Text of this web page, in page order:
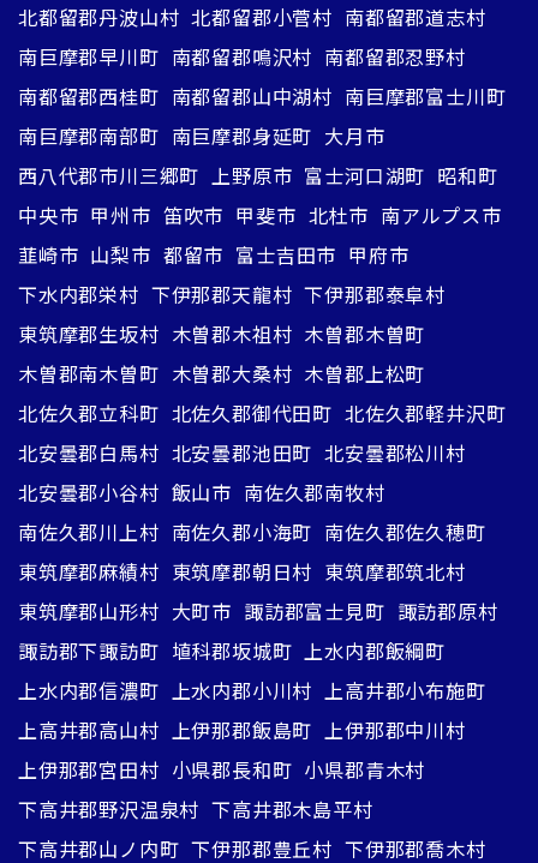
北都留郡丹波山村 北都留郡小菅村 南都留郡道志村
南巨摩郡早川町 南都留郡鳴沢村 南都留郡忍野村
南都留郡西桂町 南都留郡山中湖村 南巨摩郡富士川町
南巨摩郡南部町 南巨摩郡身延町 大月市
西八代郡市川三郷町 上野原市 富士河口湖町 昭和町
中央市 甲州市 笛吹市 甲斐市 北杜市 南アルプス市
韮崎市 山梨市 都留市 富士吉田市 甲府市
下水内郡栄村 下伊那郡天龍村 下伊那郡泰阜村
東筑摩郡生坂村 木曽郡木祖村 木曽郡木曽町
木曽郡南木曽町 木曽郡大桑村 木曽郡上松町
北佐久郡立科町 北佐久郡御代田町 北佐久郡軽井沢町
北安曇郡白馬村 北安曇郡池田町 北安曇郡松川村
北安曇郡小谷村 飯山市 南佐久郡南牧村
南佐久郡川上村 南佐久郡小海町 南佐久郡佐久穂町
東筑摩郡麻績村 東筑摩郡朝日村 東筑摩郡筑北村
東筑摩郡山形村 大町市 諏訪郡富士見町 諏訪郡原村
諏訪郡下諏訪町 埴科郡坂城町 上水内郡飯綱町
上水内郡信濃町 上水内郡小川村 上高井郡小布施町
上高井郡高山村 上伊那郡飯島町 上伊那郡中川村
上伊那郡宮田村 小県郡長和町 小県郡青木村
下高井郡野沢温泉村 下高井郡木島平村
下高井郡山ノ内町 下伊那郡豊丘村 下伊那郡喬木村